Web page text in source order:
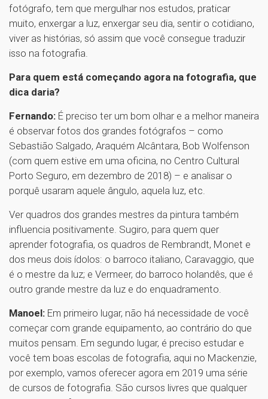
fotógrafo, tem que mergulhar nos estudos, praticar
muito, enxergar a luz, enxergar seu dia, sentir o cotidiano,
viver as histórias, só assim que você consegue traduzir
isso na fotografia.
Para quem está começando agora na fotografia, que
dica daria?
Fernando: É preciso ter um bom olhar e a melhor maneira
é observar fotos dos grandes fotógrafos – como
Sebastião Salgado, Araquém Alcântara, Bob Wolfenson
(com quem estive em uma oficina, no Centro Cultural
Porto Seguro, em dezembro de 2018) – e analisar o
porquê usaram aquele ângulo, aquela luz, etc.
Ver quadros dos grandes mestres da pintura também
influencia positivamente. Sugiro, para quem quer
aprender fotografia, os quadros de Rembrandt, Monet e
dos meus dois ídolos: o barroco italiano, Caravaggio, que
é o mestre da luz; e Vermeer, do barroco holandês, que é
outro grande mestre da luz e do enquadramento.
Manoel: Em primeiro lugar, não há necessidade de você
começar com grande equipamento, ao contrário do que
muitos pensam. Em segundo lugar, é preciso estudar e
você tem boas escolas de fotografia, aqui no Mackenzie,
por exemplo, vamos oferecer agora em 2019 uma série
de cursos de fotografia. São cursos livres que qualquer